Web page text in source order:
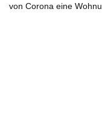
von Corona eine